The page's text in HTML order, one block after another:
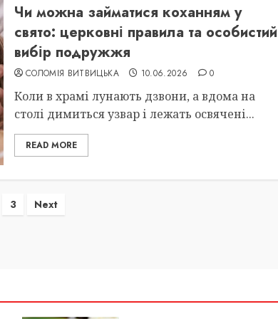
Чи можна займатися коханням у
свято: церковні правила та особистий
вибір подружжя
СОЛОМІЯ ВИТВИЦЬКА 10.06.2026 0
Коли в храмі лунають дзвони, а вдома на
столі димиться узвар і лежать освячені...
READ MORE
3 Next